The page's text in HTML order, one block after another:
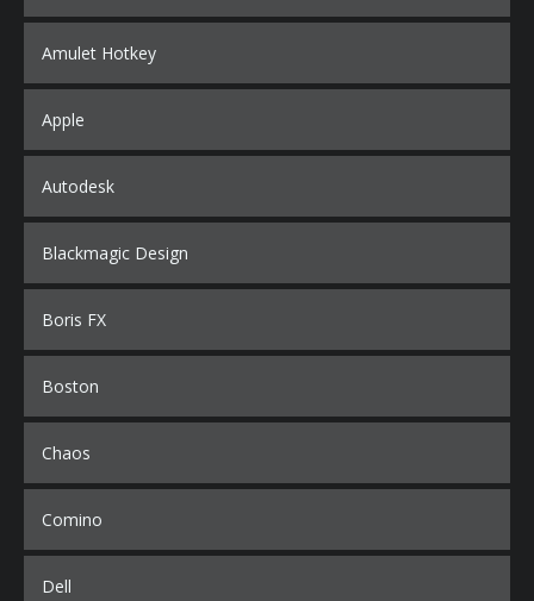
Amulet Hotkey
Apple
Autodesk
Blackmagic Design
Boris FX
Boston
Chaos
Comino
Dell